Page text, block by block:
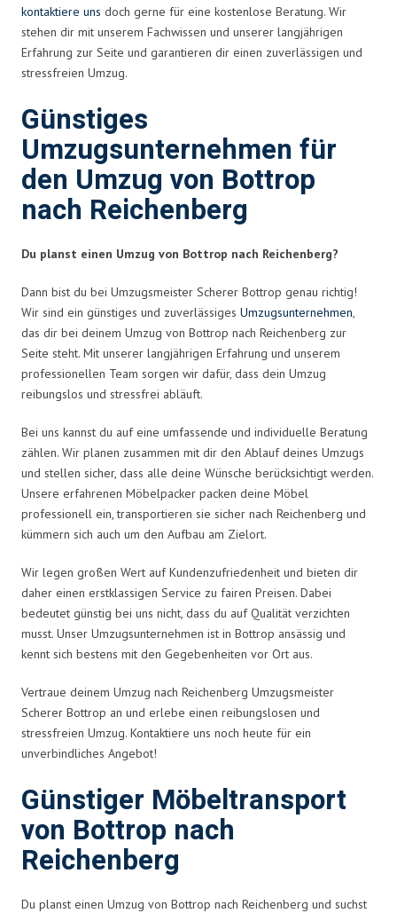
kontaktiere uns doch gerne für eine kostenlose Beratung. Wir
stehen dir mit unserem Fachwissen und unserer langjährigen
Erfahrung zur Seite und garantieren dir einen zuverlässigen und
stressfreien Umzug.
Günstiges
Umzugsunternehmen für
den Umzug von Bottrop
nach Reichenberg
Du planst einen Umzug von Bottrop nach Reichenberg?
Dann bist du bei Umzugsmeister Scherer Bottrop genau richtig!
Wir sind ein günstiges und zuverlässiges Umzugsunternehmen,
das dir bei deinem Umzug von Bottrop nach Reichenberg zur
Seite steht. Mit unserer langjährigen Erfahrung und unserem
professionellen Team sorgen wir dafür, dass dein Umzug
reibungslos und stressfrei abläuft.
Bei uns kannst du auf eine umfassende und individuelle Beratung
zählen. Wir planen zusammen mit dir den Ablauf deines Umzugs
und stellen sicher, dass alle deine Wünsche berücksichtigt werden.
Unsere erfahrenen Möbelpacker packen deine Möbel
professionell ein, transportieren sie sicher nach Reichenberg und
kümmern sich auch um den Aufbau am Zielort.
Wir legen großen Wert auf Kundenzufriedenheit und bieten dir
daher einen erstklassigen Service zu fairen Preisen. Dabei
bedeutet günstig bei uns nicht, dass du auf Qualität verzichten
musst. Unser Umzugsunternehmen ist in Bottrop ansässig und
kennt sich bestens mit den Gegebenheiten vor Ort aus.
Vertraue deinem Umzug nach Reichenberg Umzugsmeister
Scherer Bottrop an und erlebe einen reibungslosen und
stressfreien Umzug. Kontaktiere uns noch heute für ein
unverbindliches Angebot!
Günstiger Möbeltransport
von Bottrop nach
Reichenberg
Du planst einen Umzug von Bottrop nach Reichenberg und suchst